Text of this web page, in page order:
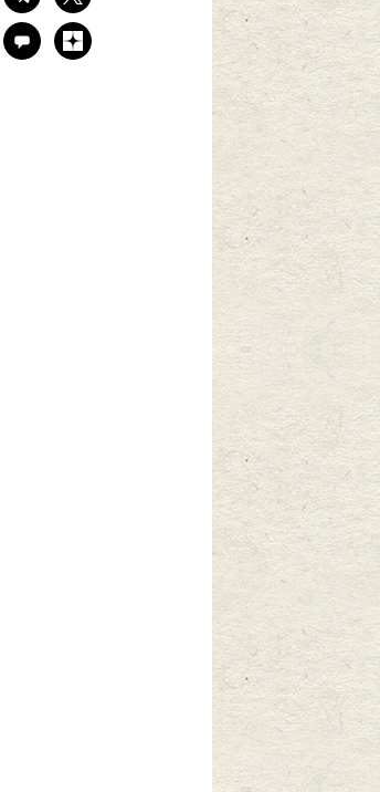
comment
zen-
yandex